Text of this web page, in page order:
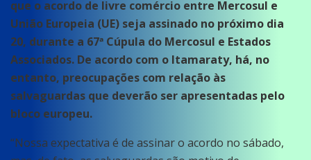
que o acordo de livre comércio entre Mercosul e
União Europeia (UE) seja assinado no próximo dia
20, durante a 67ª Cúpula do Mercosul e Estados
Associados. De acordo com o Itamaraty, há, no
entanto, preocupações com relação às
salvaguardas que deverão ser apresentadas pelo
bloco europeu.
“Nossa expectativa é de assinar o acordo no sábado,